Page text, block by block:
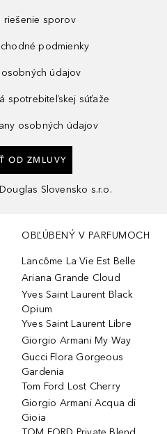
riešenie sporov
podmienky
údajov
spotrebiteľskej súťaže
osobných údajov
OD ZMLUVY
Slovensko s.r.o.
OBĽÚBENÝ V PARFUMOCH
Lancôme La Vie Est Belle
Ariana Grande Cloud
Yves Saint Laurent Black
Opium
Yves Saint Laurent Libre
Giorgio Armani My Way
Gucci Flora Gorgeous
Gardenia
Tom Ford Lost Cherry
Giorgio Armani Acqua di
Gioia